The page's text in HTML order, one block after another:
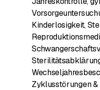
Kinderlosigkeit,
Zyklusstörungen